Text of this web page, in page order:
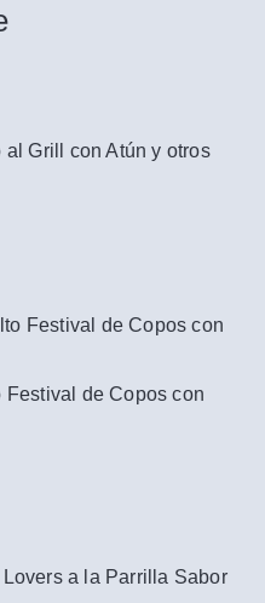
al Grill con Atún y otros
Festival de Copos con
a la Parrilla Sabor